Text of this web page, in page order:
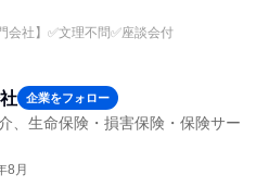
会社】✅文理不問✅座談会付
企業をフォロー
、生命保険・損害保険・保険サー
8月